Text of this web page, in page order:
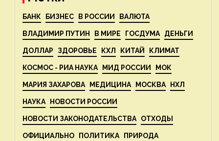
БАНК БИЗНЕС В РОССИИ ВАЛЮТА
ВЛАДИМИР ПУТИН В МИРЕ ГОСДУМА ДЕНЬГИ
ДОЛЛАР ЗДОРОВЬЕ КХЛ КИТАЙ КЛИМАТ
КОСМОС - РИА НАУКА МИД РОССИИ МОК
МАРИЯ ЗАХАРОВА МЕДИЦИНА МОСКВА НХЛ
НАУКА НОВОСТИ РОССИИ
НОВОСТИ ЗАКОНОДАТЕЛЬСТВА ОТХОДЫ
ОФИЦИАЛЬНО ПОЛИТИКА ПРИРОДА